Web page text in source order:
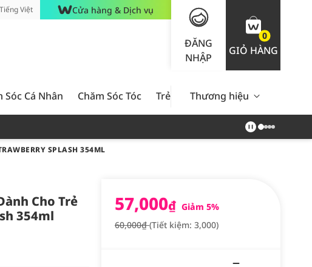
Tiếng Việt Cửa hàng & Dịch vụ
ĐĂNG
NHẬP
0
GIỎ HÀNG
Sóc Cá Nhân Chăm Sóc Tóc Trẻ Em Nam Giới Chăm Sóc
Thương hiệu
SPLASH 354ML
Cho Trẻ
354ml
57,000₫ Giảm 5%
60,000₫(Tiết kiệm: 3,000)